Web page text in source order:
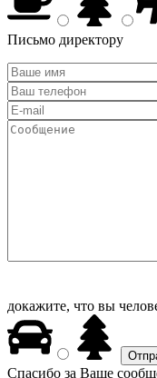
Письмо директору
докажите, что вы
Спасибо за Ваше